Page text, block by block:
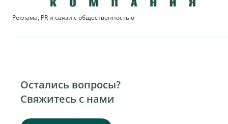
Реклама, PR и связи с общественностью
Остались вопросы?
Свяжитесь с нами